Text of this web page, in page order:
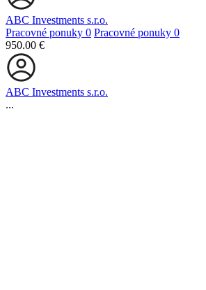
ABC Investments s.r.o.
Pracovné ponuky 0 Pracovné ponuky 0
950.00 €
ABC Investments s.r.o.
...